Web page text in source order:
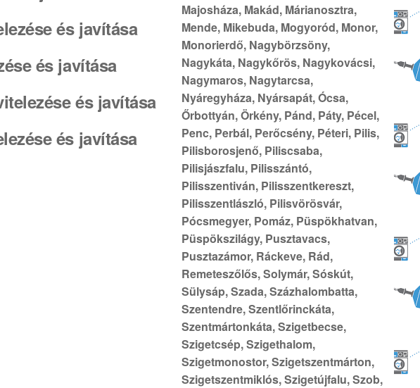
és javítása
és javítása
és javítása
és javítása
Majosháza, Makád, Márianosztra,
Mende, Mikebuda, Mogyoród, Monor,
Monorierdő, Nagybörzsöny,
Nagykáta, Nagykőrös, Nagykovácsi,
Nagymaros, Nagytarcsa,
Nyáregyháza, Nyársapát, Ócsa,
Őrbottyán, Örkény, Pánd, Páty, Pécel,
Penc, Perbál, Perőcsény, Péteri, Pilis,
Pilisborosjenő, Piliscsaba,
Pilisjászfalu, Pilisszántó,
Pilisszentiván, Pilisszentkereszt,
Pilisszentlászló, Pilisvörösvár,
Pócsmegyer, Pomáz, Püspökhatvan,
Püspökszilágy, Pusztavacs,
Pusztazámor, Ráckeve, Rád,
Remeteszőlős, Solymár, Sóskút,
Sülysáp, Szada, Százhalombatta,
Szentendre, Szentlőrinckáta,
Szentmártonkáta, Szigetbecse,
Szigetcsép, Szigethalom,
Szigetmonostor, Szigetszentmárton,
Szigetszentmiklós, Szigetújfalu, Szob,